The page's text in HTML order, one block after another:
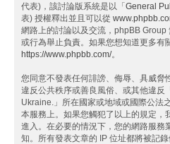
代表)，該討論版系統是以「General
表) 授權釋出並且可以從
網路上的討論以及交流，phpBB Group
或行為舉止負責。如果您想知道更多有
https://www.phpbb.com/。
您同意不發表任何誹謗、侮辱、具威脅
違反公共秩序或善良風俗、或其他違反
Ukraine.」所在國家或地域或國際公法
本服務上。如果您觸犯了以上的規定，
進入。在必要的情況下，您的網路服務
知。所有發表文章的 IP 位址都將被記